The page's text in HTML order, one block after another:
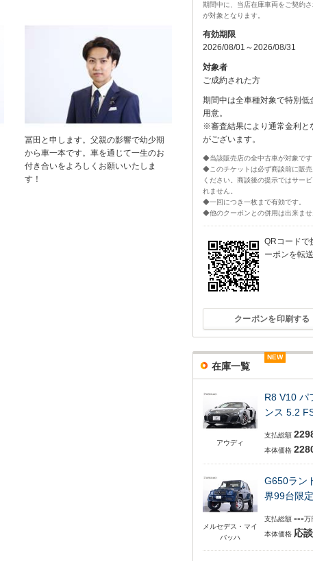
冨田と申します。父親の影響で幼少期
から車一本です。車を通じて一生のお
付き合いをよろしくお願いいたしま
す！
期間中に、当店在庫車両をご契約
が対象となります。
有効期限
2026/08/01～2026/08/31
対象者
ご成約された方
期間中は全車種対象で特別低
用意。
※審査結果により通常金利と
がございます。
◆当該販売店の全中古車が対象です
◆このチケットは必ず商談前に販
ください。商談後の提示ではサー
れません。
◆一回につき一枚まで有効です。
◆他のクーポンとの併用は出来ませ
QRコードで
ーポンを転送
クーポンを印刷する
在庫一覧
アウディ
NEW
R8 V10 パ
ンス 5.2
支払総額
本体価格
メルセデス・マイ
バッハ
NEW
G650ラン
界99台限
支払総額 ---万
本体価格 応談
NEW
NEW
NEW
NEW